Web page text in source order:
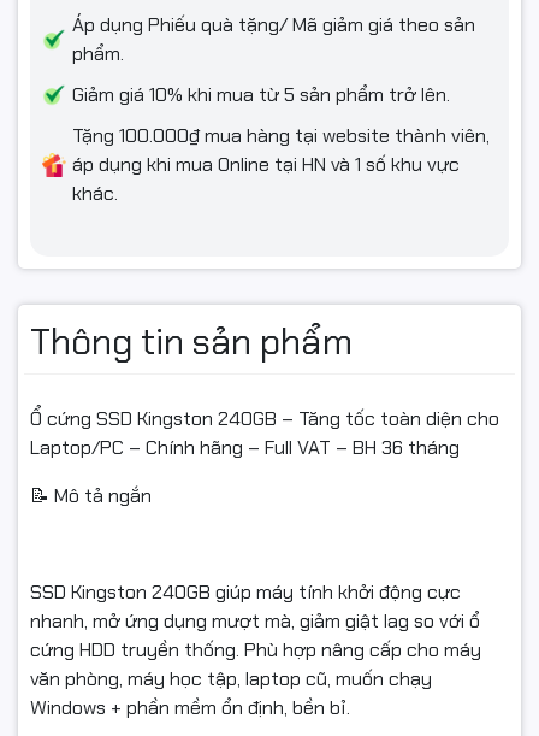
Áp dụng Phiếu quà tặng/ Mã giảm giá theo sản
phẩm.
Giảm giá 10% khi mua từ 5 sản phẩm trở lên.
Tặng 100.000₫ mua hàng tại website thành viên,
áp dụng khi mua Online tại HN và 1 số khu vực
khác.
Thông tin sản phẩm
Ổ cứng SSD Kingston 240GB – Tăng tốc toàn diện cho
Laptop/PC – Chính hãng – Full VAT – BH 36 tháng
📝 Mô tả ngắn
SSD Kingston 240GB giúp máy tính khởi động cực
nhanh, mở ứng dụng mượt mà, giảm giật lag so với ổ
cứng HDD truyền thống. Phù hợp nâng cấp cho máy
văn phòng, máy học tập, laptop cũ, muốn chạy
Windows + phần mềm ổn định, bền bỉ.
#SSDKingston #SSD240GB #SSDChinhHang #FullVAT
#BaoHanh36Thang #SSDMayTinh #SSD2_5
#NangCapLaptop
#NgocThoComputer #congnghengoctho